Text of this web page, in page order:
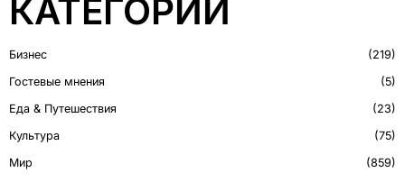
КАТЕГОРИИ
Бизнес
219
Гостевые мнения
5
Еда & Путешествия
23
Культура
75
Мир
859